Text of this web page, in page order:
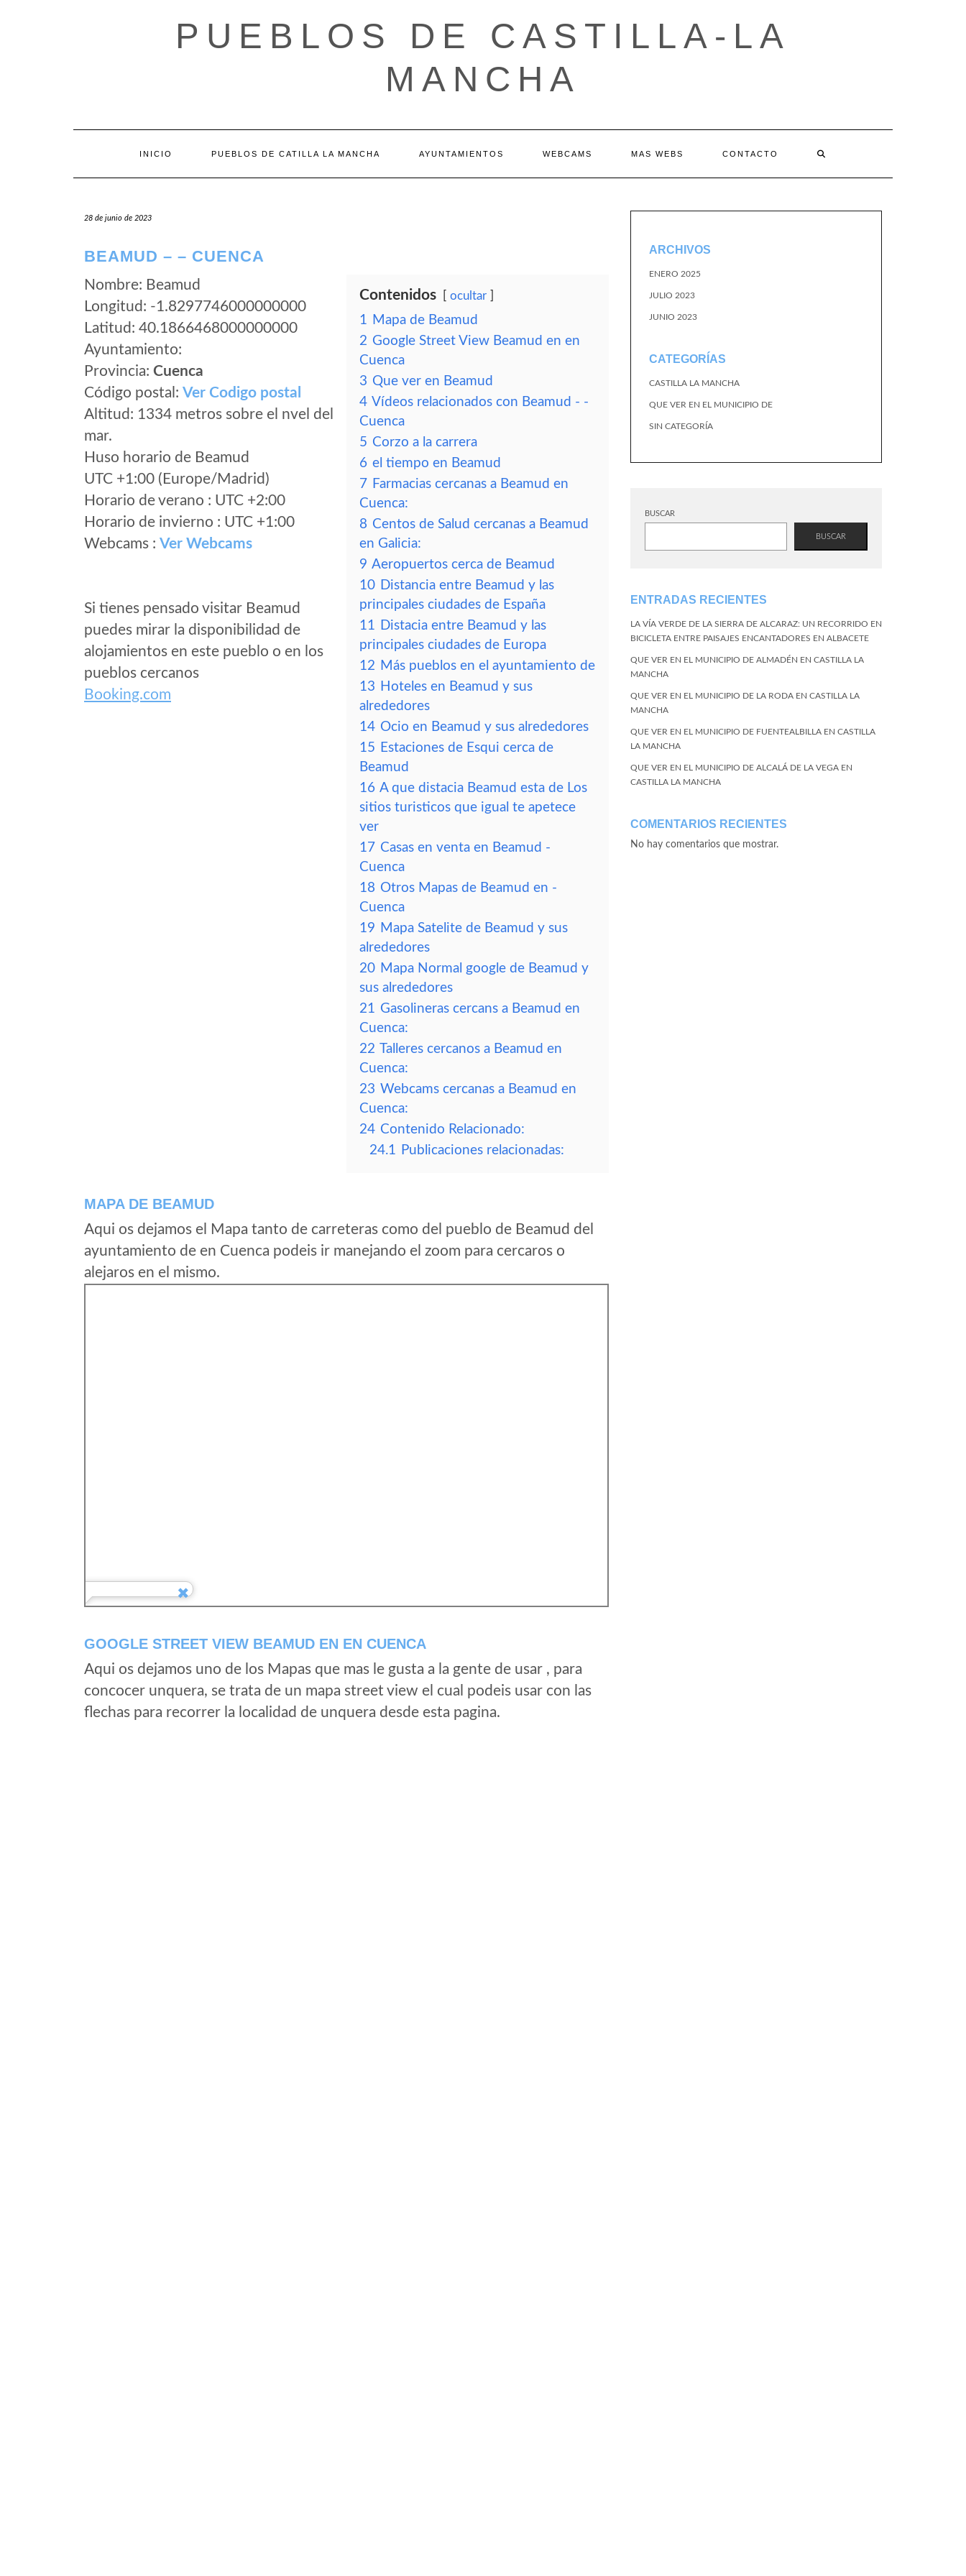
PUEBLOS DE CASTILLA-LA
MANCHA
INICIO PUEBLOS DE CATILLA LA MANCHA AYUNTAMIENTOS WEBCAMS MAS WEBS CONTACTO
28 de junio de 2023
BEAMUD – – CUENCA
Nombre: Beamud
Longitud: -1.8297746000000000
Latitud: 40.1866468000000000
Ayuntamiento:
Provincia: Cuenca
Código postal: Ver Codigo postal
Altitud: 1334 metros sobre el nvel del
mar.
Huso horario de Beamud
UTC +1:00 (Europe/Madrid)
Horario de verano : UTC +2:00
Horario de invierno : UTC +1:00
Webcams : Ver Webcams
Si tienes pensado visitar Beamud
puedes mirar la disponibilidad de
alojamientos en este pueblo o en los
pueblos cercanos
Booking.com
Contenidos ocultar
1 Mapa de Beamud
2 Google Street View Beamud en en
Cuenca
3 Que ver en Beamud
4 Vídeos relacionados con Beamud - -
Cuenca
5 Corzo a la carrera
6 el tiempo en Beamud
7 Farmacias cercanas a Beamud en
Cuenca:
8 Centos de Salud cercanas a Beamud
en Galicia:
9 Aeropuertos cerca de Beamud
10 Distancia entre Beamud y las
principales ciudades de España
11 Distacia entre Beamud y las
principales ciudades de Europa
12 Más pueblos en el ayuntamiento de
13 Hoteles en Beamud y sus
alrededores
14 Ocio en Beamud y sus alrededores
15 Estaciones de Esqui cerca de
Beamud
16 A que distacia Beamud esta de Los
sitios turisticos que igual te apetece
ver
17 Casas en venta en Beamud -
Cuenca
18 Otros Mapas de Beamud en -
Cuenca
19 Mapa Satelite de Beamud y sus
alrededores
20 Mapa Normal google de Beamud y
sus alrededores
21 Gasolineras cercans a Beamud en
Cuenca:
22 Talleres cercanos a Beamud en
Cuenca:
23 Webcams cercanas a Beamud en
Cuenca:
24 Contenido Relacionado:
24.1 Publicaciones relacionadas:
MAPA DE BEAMUD
Aqui os dejamos el Mapa tanto de carreteras como del pueblo de Beamud del
ayuntamiento de en Cuenca podeis ir manejando el zoom para cercaros o
alejaros en el mismo.
GOOGLE STREET VIEW BEAMUD EN EN CUENCA
Aqui os dejamos uno de los Mapas que mas le gusta a la gente de usar , para
concocer unquera, se trata de un mapa street view el cual podeis usar con las
flechas para recorrer la localidad de unquera desde esta pagina.
ARCHIVOS
ENERO 2025
JULIO 2023
JUNIO 2023
CATEGORÍAS
CASTILLA LA MANCHA
QUE VER EN EL MUNICIPIO DE
SIN CATEGORÍA
BUSCAR
BUSCAR
ENTRADAS RECIENTES
LA VÍA VERDE DE LA SIERRA DE ALCARAZ: UN RECORRIDO EN
BICICLETA ENTRE PAISAJES ENCANTADORES EN ALBACETE
QUE VER EN EL MUNICIPIO DE ALMADÉN EN CASTILLA LA
MANCHA
QUE VER EN EL MUNICIPIO DE LA RODA EN CASTILLA LA
MANCHA
QUE VER EN EL MUNICIPIO DE FUENTEALBILLA EN CASTILLA
LA MANCHA
QUE VER EN EL MUNICIPIO DE ALCALÁ DE LA VEGA EN
CASTILLA LA MANCHA
COMENTARIOS RECIENTES
No hay comentarios que mostrar.